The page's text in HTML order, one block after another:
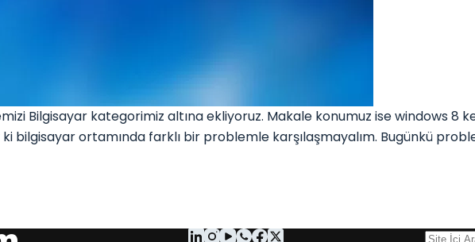
Bilgisayar kategorimiz altına ekliyoruz. Makale konumuz ise windows 8
bilgisayar ortamında farklı bir problemle karşılaşmayalım. Bugünkü